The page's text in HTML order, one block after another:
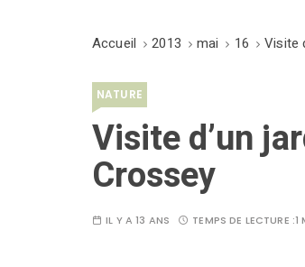
Accueil 2013 mai 16 Visite
NATURE
Visite d’un
Crossey
IL Y A 13 ANS TEMPS DE LECTURE :1